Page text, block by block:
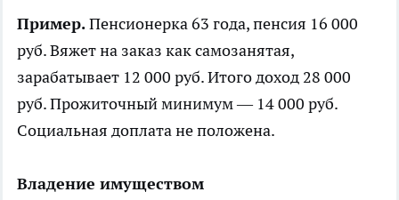
Пример.Пенсионерка 63 года, пенсия 16 000
руб. Вяжет на заказ как самозанятая,
зарабатывает 12 000 руб. Итого доход 28 000
руб. Прожиточный минимум — 14 000 руб.
Социальная доплата не положена.
Владение имуществом